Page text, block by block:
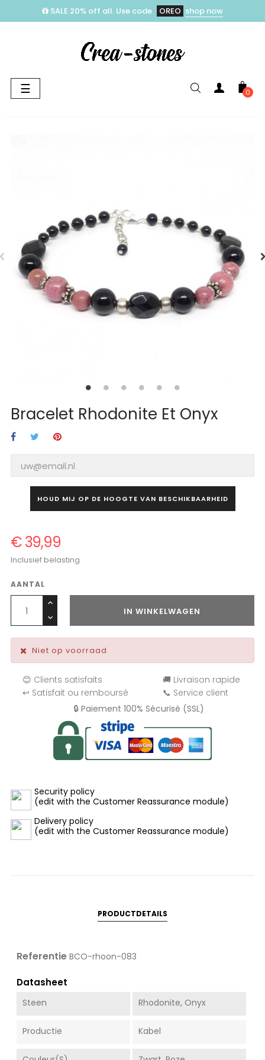
SALE 20% off all. Use code OREO shop now
Toggle
navigation
☰ 0
Bracelet Rhodonite Et Onyx
HOUD MIJ OP DE HOOGTE VAN BESCHIKBAARHEID
€ 39,99
Inclusief belasting
AANTAL
IN WINKELWAGEN
Niet op voorraad
😊 Clients satisfaits
🚚 Livraison rapide
↩️ Satisfait ou remboursé
📞 Service client
🔒 Paiement 100% Sécurisé (SSL)
Security policy
(edit with the Customer Reassurance module)
Delivery policy
(edit with the Customer Reassurance module)
PRODUCTDETAILS
Referentie BCO-rhoon-083
Datasheet
Steen Rhodonite, Onyx
Productie Kabel